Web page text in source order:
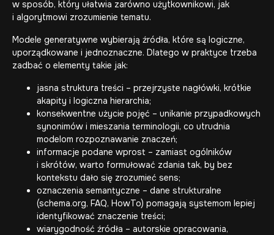
w sposób, który ułatwia zarówno użytkownikowi, jak
i algorytmowi zrozumienie tematu.
Modele generatywne wybierają źródła, które są logiczne,
uporządkowane i jednoznaczne. Dlatego w praktyce trzeba
zadbać o elementy takie jak:
jasna struktura treści – przejrzyste nagłówki, krótkie
akapity i logiczna hierarchia;
konsekwentne użycie pojęć – unikanie przypadkowych
synonimów i mieszania terminologii, co utrudnia
modelom rozpoznawanie znaczeń;
informacje podane wprost – zamiast ogólników
i skrótów, warto formułować zdania tak, by bez
kontekstu dało się zrozumieć sens;
oznaczenia semantyczne – dane strukturalne
(schema.org, FAQ, HowTo) pomagają systemom lepiej
identyfikować znaczenie treści;
wiarygodność źródła – autorskie opracowania,